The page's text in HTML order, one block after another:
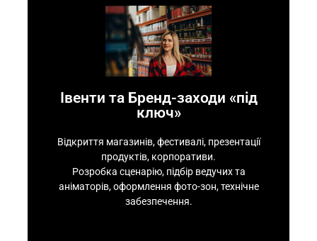
Івенти та Бренд-заходи «під
ключ»
Відкриття магазинів, фестивалі, презентації
продуктів, корпоративи.
Розробка сценарію, підбір ведучих та
аніматорів, оформлення фото-зон, технічне
забезпечення.
Івенти та Бренд-заходи «під
ключ»
аніматорів, оформлення фото-зон, технічне
забезпечення.
Контакти